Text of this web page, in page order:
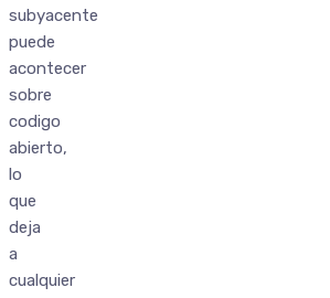
subyacente
puede
acontecer
sobre
codigo
abierto,
lo
que
deja
a
cualquier